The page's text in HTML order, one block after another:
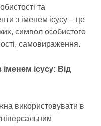
та
з іменем ісусу – це
символ особистого
самовираження.
ісусу: Від
використовувати в